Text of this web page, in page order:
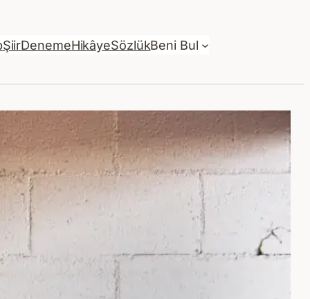
ŞiirDenemeHikâyeSözlükBeni Bul